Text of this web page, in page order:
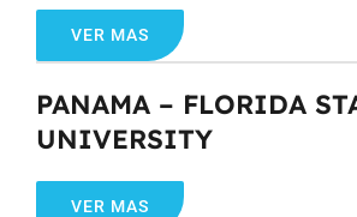
VER MAS
PANAMA – FLORIDA
UNIVERSITY
VER MAS